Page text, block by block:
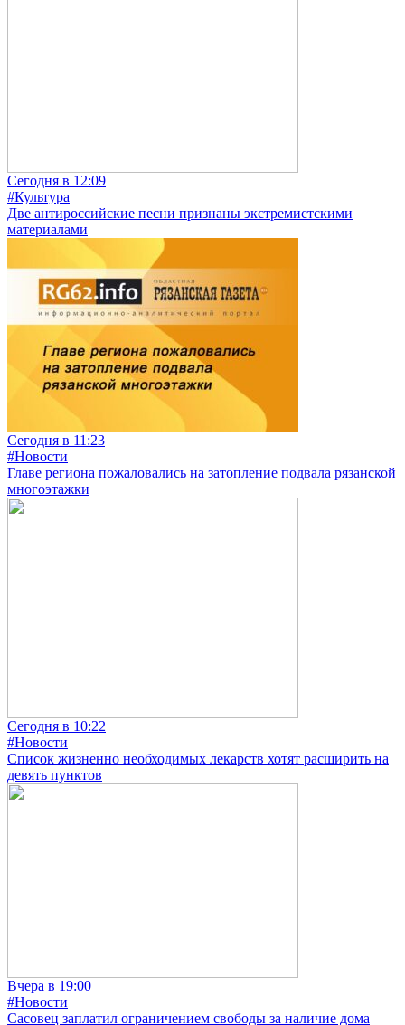
Сегодня в 12:09
#Культура
Две антироссийские песни признаны экстремистскими
материалами
Сегодня в 11:23
#Новости
Главе региона пожаловались на затопление подвала рязанской
многоэтажки
Сегодня в 10:22
#Новости
Список жизненно необходимых лекарств хотят расширить на
девять пунктов
Вчера в 19:00
#Новости
Сасовец заплатил ограничением свободы за наличие дома